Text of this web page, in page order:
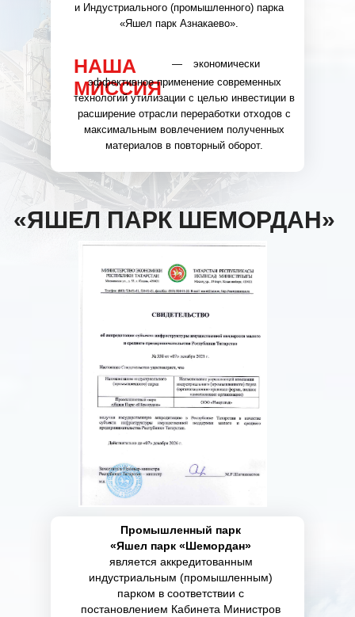
НАША
МИССИЯ
«ЯШЕЛ ПАРК ШЕМОРДАН»
Промышленный парк
«Яшел парк «Шемордан»
является аккредитованным
индустриальным (промышленным)
парком в соответствии с
постановлением Кабинета Министров
и Индустриального (промышленного) парка
«Яшел парк Азнакаево».
эффективное применение современных
технологий утилизации с целью инвестиции в
расширение отрасли переработки отходов с
максимальным вовлечением полученных
материалов в повторный оборот.
экономически
—